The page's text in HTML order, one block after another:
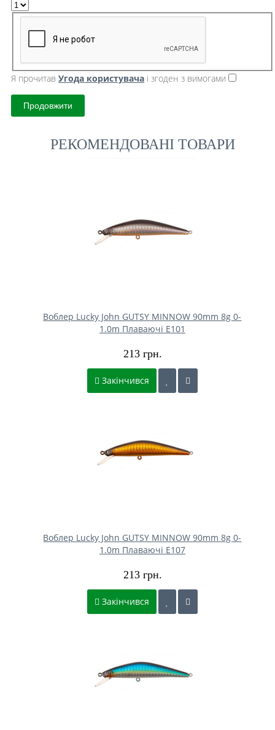
Я прочитав Угода користувача і згоден з вимогами
Продовжити
РЕКОМЕНДОВАНІ ТОВАРИ
Воблер Lucky John GUTSY MINNOW 90mm 8g 0-
1.0m Плаваючі E101
213 грн.
Закінчився
Воблер Lucky John GUTSY MINNOW 90mm 8g 0-
1.0m Плаваючі E107
213 грн.
Закінчився